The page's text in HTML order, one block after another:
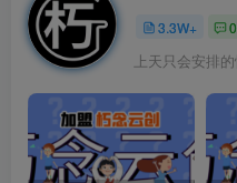
3.3W+ 0